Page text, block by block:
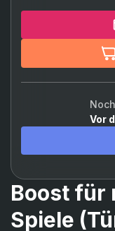
Breach
Vor
Boost für
Spiele